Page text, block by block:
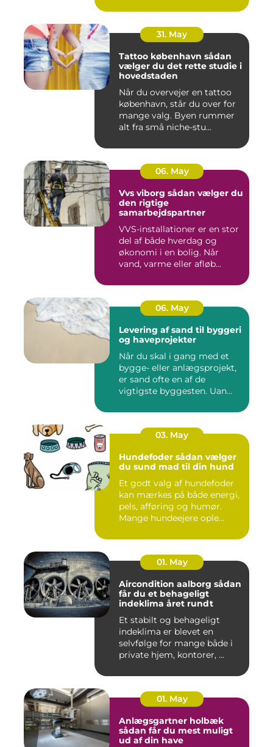
31. May
Tattoo københavn sådan
vælger du det rette studie i
hovedstaden
Når du overvejer en tattoo
københavn, står du over for
mange valg. Byen rummer
alt fra små niche-stu...
06. May
Vvs viborg sådan vælger du
den rigtige
samarbejdspartner
VVS-installationer er en stor
del af både hverdag og
økonomi i en bolig. Når
vand, varme eller afløb...
06. May
Levering af sand til byggeri
og haveprojekter
Når du skal i gang med et
bygge- eller anlægsprojekt,
er sand ofte en af de
vigtigste byggesten. Uan...
03. May
Hundefoder sådan vælger
du sund mad til din hund
Et godt valg af hundefoder
kan mærkes på både energi,
pels, afføring og humør.
Mange hundeejere ople...
01. May
Aircondition aalborg sådan
får du et behageligt
indeklima året rundt
Et stabilt og behageligt
indeklima er blevet en
selvfølge for mange både i
private hjem, kontorer, ...
01. May
Anlægsgartner holbæk
sådan får du mest muligt
ud af din have